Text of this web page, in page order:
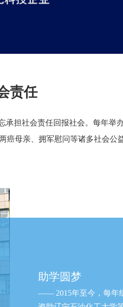
责任
社会责任回报社会。每年举
母亲、拥军慰问等诸多社会
助学圆梦
—— 2015年至今，每年